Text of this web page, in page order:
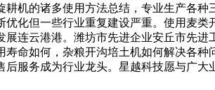
机的诸多使用方法总结，专业生产各
化但一些行业重复建设严重。使用麦
连云港港。潍坊市先进企业安丘市先
命如何，杂粮开沟培土机如何解决各
服务成为行业龙头。星越科技愿与广